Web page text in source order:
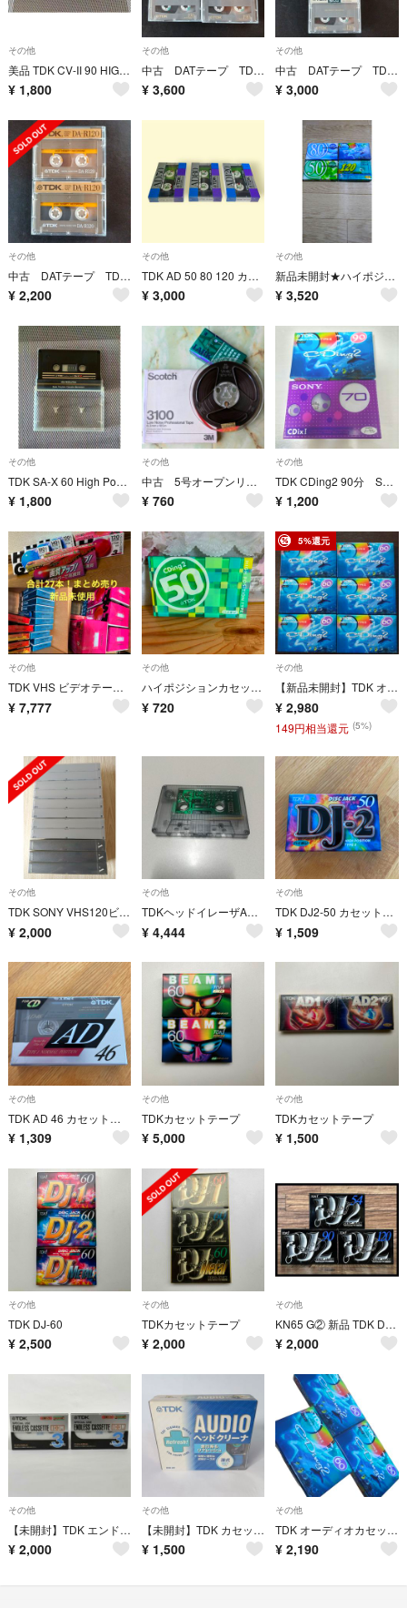
その他
美品 TDK CV-II 90 HIGH POSITION TYPE II・ハイポジション カセットテープ 90分・左右開閉式
¥ 1,800
その他
中古 DATテープ TDK DA-R120 4本
¥ 3,600
その他
中古 DATテープ TDK DA-R120 3本
¥ 3,000
その他
中古 DATテープ TDK DA-R120 2本
¥ 2,200
その他
TDK AD 50 80 120 カセットテープ 3本セット ノーマル 未開封品 レトロ 当時物
¥ 3,000
その他
新品未開封★ハイポジ4本★ TDK CDing 3本 ソニー1本 カセットテープ
¥ 3,520
その他
TDK SA-X 60 High Position（TYPE II）カセットテープ・ハイポジション・1980年代日本製日本国内向け
¥ 1,800
その他
中古 5号オープンリールテープ TDK
¥ 760
その他
TDK CDing2 90分 SONY CDix I 70分 2本セット
¥ 1,200
その他
TDK VHS ビデオテープ27本纏め売り60分 120分 140分 180分
¥ 7,777
その他
ハイポジションカセットテープ50 TDK CD ing2 新品
¥ 720
5%還元
その他
【新品未開封】TDK オーディオカセットテープ 60分 CDing2 CD2-60R 6本セット
¥ 2,980
149円相当還元 (5%)
その他
TDK SONY VHS120ビデオテープ
¥ 2,000
その他
TDKヘッドイレーザAHー202中古品稼働１巻ジャンク
¥ 4,444
その他
TDK DJ2-50 カセットテープ
¥ 1,509
その他
TDK AD 46 カセットテープ
¥ 1,309
その他
TDKカセットテープ
¥ 5,000
その他
TDKカセットテープ
¥ 1,500
その他
TDK DJ-60
¥ 2,500
その他
TDKカセットテープ
¥ 2,000
その他
KN65 G② 新品 TDK DJ2-90S ハイポジ カセットテープ 合計3本
¥ 2,000
その他
【未開封】TDK エンドレスカセットテープ 3分 EC-3M 2本
¥ 2,000
その他
【未開封】TDK カセットプレーヤーデッキ用 湿式ヘッドクリーナ HCW-22F
¥ 1,500
その他
TDK オーディオカセットテープ CD2-60R ３個セット
¥ 2,190